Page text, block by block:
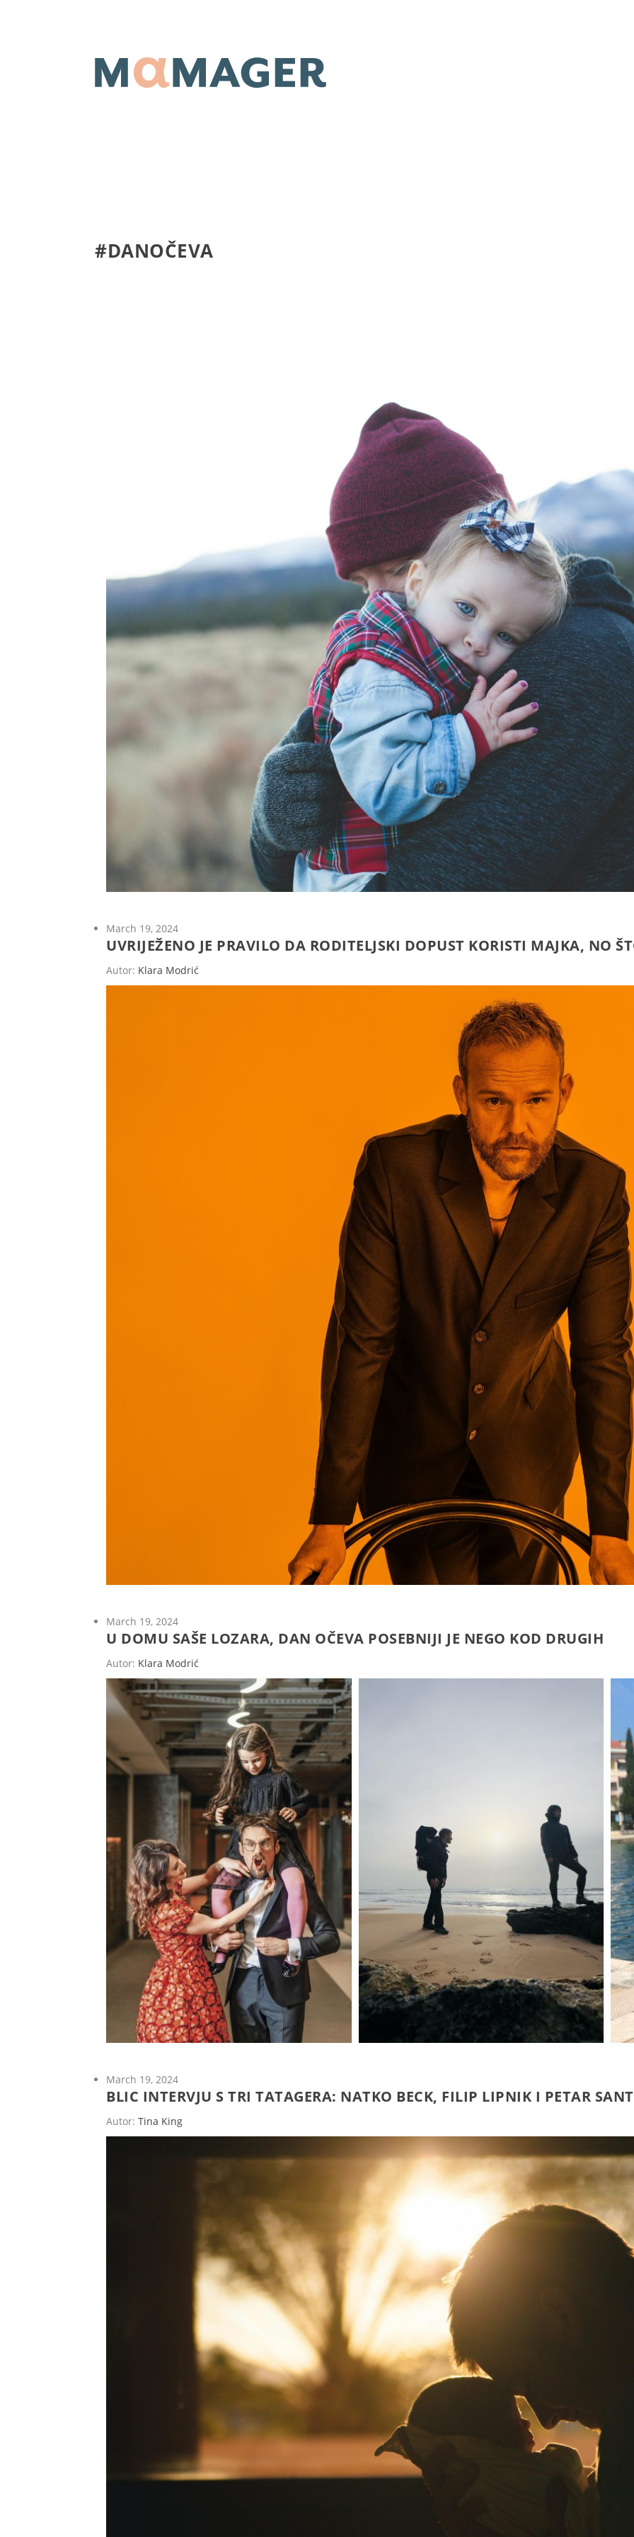
#DANOČEVA
March 19, 2024
UVRIJEŽENO JE PRAVILO DA RODITELJSKI DOPUST KORISTI MAJKA, NO
Autor: Klara Modrić
March 19, 2024
U DOMU SAŠE LOZARA, DAN OČEVA POSEBNIJI JE NEGO KOD DRUGIH
Autor: Klara Modrić
March 19, 2024
BLIC INTERVJU S TRI TATAGERA: NATKO BECK, FILIP LIPNIK I PETAR
Autor:Tina King